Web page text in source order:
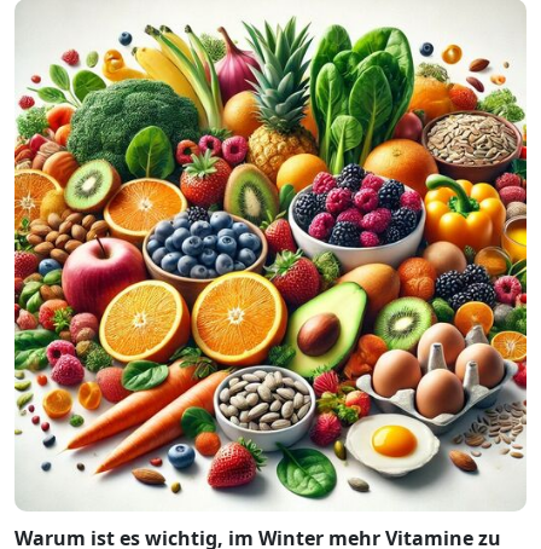
Warum ist es wichtig, im Winter mehr Vitamine zu